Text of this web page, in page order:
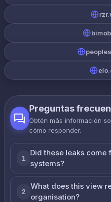
Preguntas
Obtén más información
cómo responder.
1
Did these leaks come
systems?
2
What does this view
organisation?